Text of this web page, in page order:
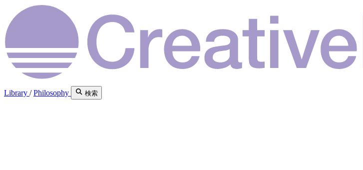
Library /Philosophy 検索